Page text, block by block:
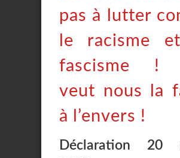
pas à lutter
le racisme
fascisme !
veut nous la
à l’envers !
Déclaration 20